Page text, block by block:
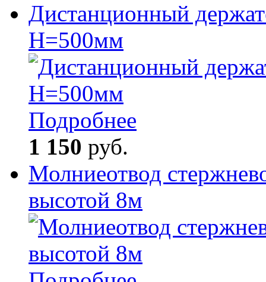
Дистанционный
H=500мм
Подробнее
1 150 руб.
Молниеотвод
высотой 8м